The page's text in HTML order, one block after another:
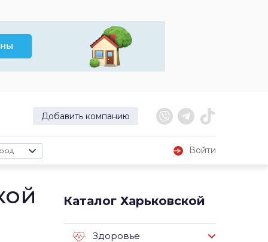
Добавить компанию
Войти
Каталог Харьковской
Здоровье